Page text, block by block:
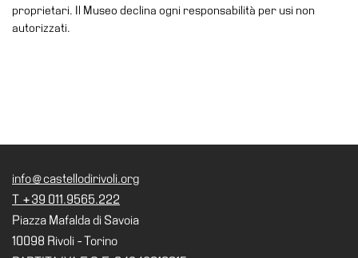
Ricerca
Castello
Manica
Lunga
proprietari. Il Museo declina ogni responsabilità per usi non
autorizzati.
info@castellodirivoli.org
T +39 011.9565.222
Piazza Mafalda di Savoia
10098 Rivoli - Torino